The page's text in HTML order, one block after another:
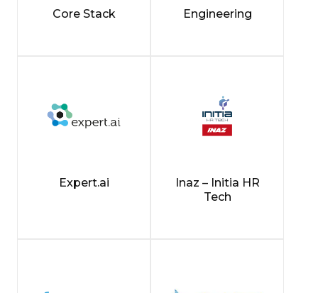
Core Stack Engineering
Expert.ai
Inaz – Initia HR
Tech